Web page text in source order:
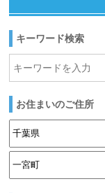
キーワード検索
お住まいのご住所